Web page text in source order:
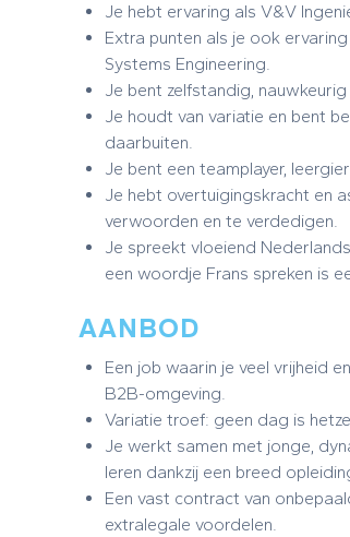
Je hebt ervaring als V&V
Extra punten als je ook
Systems Engineering.
Je bent zelfstandig,
Je houdt van variatie en bent
daarbuiten.
Je bent een teamplayer,
Je hebt overtuigingskracht en
verwoorden en te verdedigen.
Je spreekt vloeiend
een woordje Frans spreken is
AANBOD
Een job waarin je veel vrijheid
B2B-omgeving.
Variatie troef: geen dag is
Je werkt samen met jonge,
leren dankzij een breed
Een vast contract van
extralegale voordelen.